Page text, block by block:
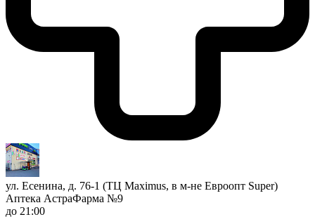
ул. Есенина, д. 76-1 (ТЦ Maximus, в м-не Евроопт Super)
Аптека АстраФарма №9
до 21:00